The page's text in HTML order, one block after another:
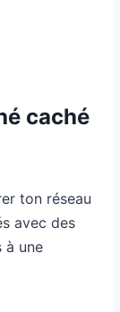
caché
ton réseau
avec des
à une